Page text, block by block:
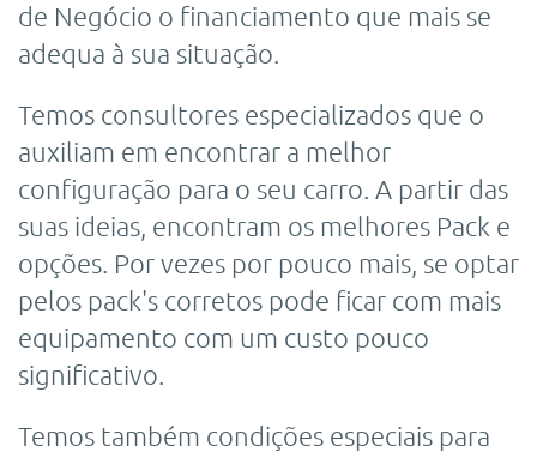
de Negócio o financiamento que mais se
adequa à sua situação.
Temos consultores especializados que o
auxiliam em encontrar a melhor
configuração para o seu carro. A partir das
suas ideias, encontram os melhores Pack e
opções. Por vezes por pouco mais, se optar
pelos pack's corretos pode ficar com mais
equipamento com um custo pouco
significativo.
Temos também condições especiais para